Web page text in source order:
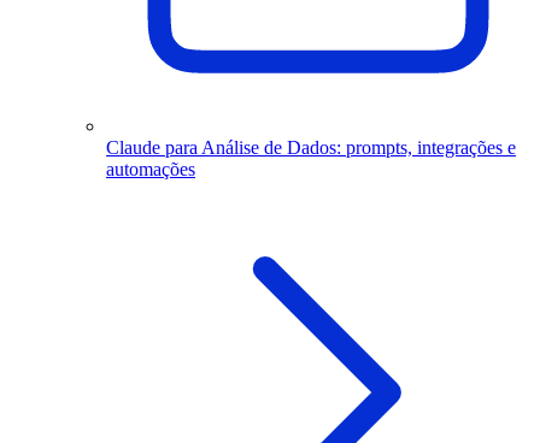
Claude para Análise de Dados: prompts, integrações e
automações